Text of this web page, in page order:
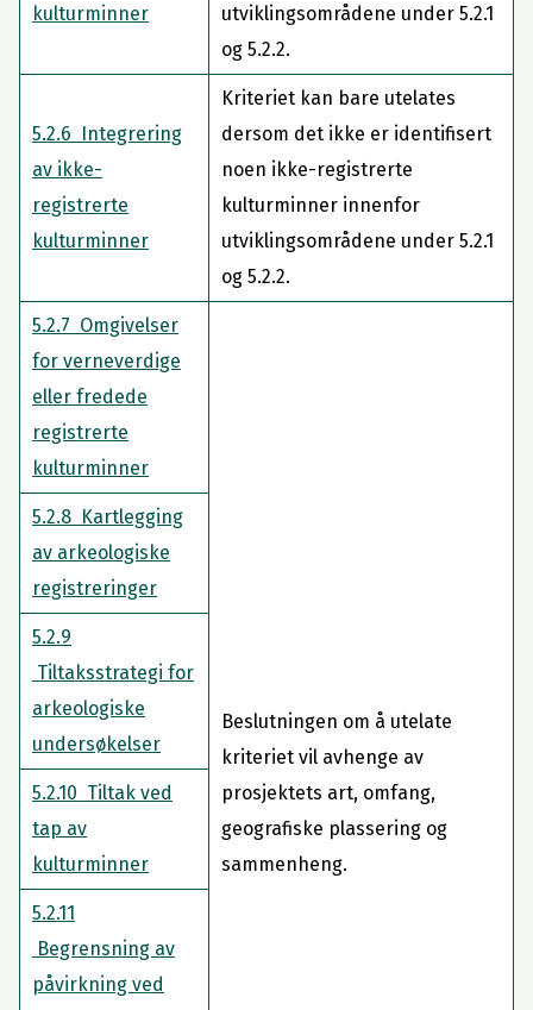
kulturminner
utviklingsområdene under 5.2.1
og 5.2.2.
5.2.6 Integrering
av ikke-
registrerte
kulturminner
Kriteriet kan bare utelates
dersom det ikke er identifisert
noen ikke-registrerte
kulturminner innenfor
utviklingsområdene under 5.2.1
og 5.2.2.
5.2.7 Omgivelser
for verneverdige
eller fredede
registrerte
kulturminner
Beslutningen om å utelate
kriteriet vil avhenge av
prosjektets art, omfang,
geografiske plassering og
sammenheng.
5.2.8 Kartlegging
av arkeologiske
registreringer
5.2.9
Tiltaksstrategi for
arkeologiske
undersøkelser
5.2.10 Tiltak ved
tap av
kulturminner
5.2.11
Begrensning av
påvirkning ved